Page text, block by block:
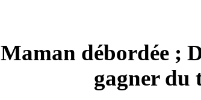
Maman débordée ;
gagner du